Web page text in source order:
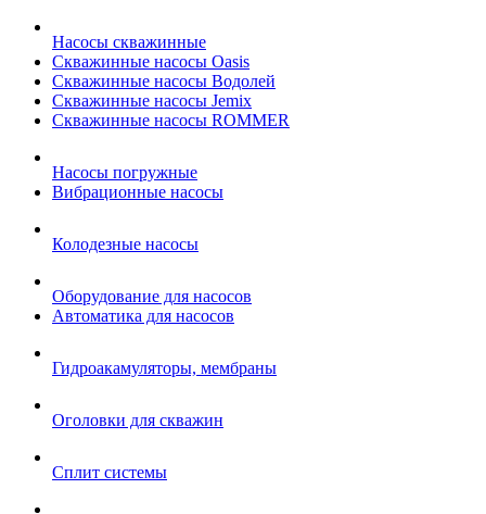
Насосы скважинные
Скважинные насосы Oasis
Скважинные насосы Водолей
Скважинные насосы Jemix
Cкважинные насосы ROMMER
Насосы погружные
Вибрационные насосы
Колодезные насосы
Оборудование для насосов
Автоматика для насосов
Гидроакамуляторы, мембраны
Оголовки для скважин
Сплит системы